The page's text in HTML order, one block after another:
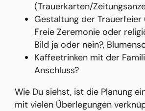
(Trauerkarten/
Gestaltung der Trauerfeier
Freie Zeremonie oder
Bild ja oder nein?,
Kaffeetrinken mit der
Anschluss?
Wie Du siehst, ist die Planung
mit vielen Überlegungen